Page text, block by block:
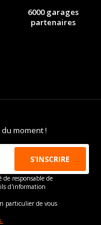
6000 garages
partenaires
moment !
responsable de
d'information
particulier de vous